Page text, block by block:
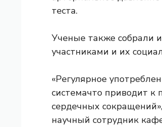
теста.
Ученые также собрали
участниками и их
«Регулярное
системачто приводит к
сердечных
научный сотрудник